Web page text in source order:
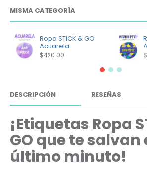
MISMA CATEGORÍA
Ropa STICK & GO
Acuarela
$420.00
DESCRIPCIÓN RESEÑAS
¡Etiquetas Ropa
GO que te salvan
último minuto!